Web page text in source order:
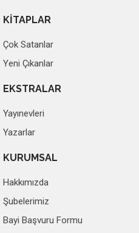
KİTAPLAR
Çok Satanlar
Yeni Çıkanlar
EKSTRALAR
Yayınevleri
Yazarlar
KURUMSAL
Hakkımızda
Şubelerimiz
Bayi Başvuru Formu